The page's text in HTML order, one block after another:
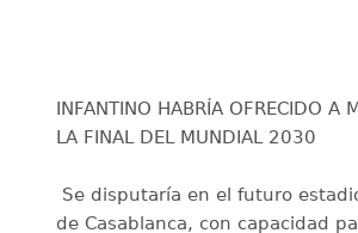
INFANTINO HABRÍA OFRECIDO A
LA FINAL DEL MUNDIAL 2030
Se disputaría en el futuro
de Casablanca, con capacidad